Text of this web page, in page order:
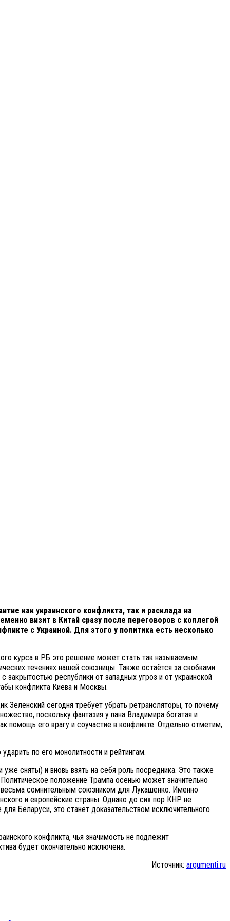
как украинского конфликта, так и расклада на
визит в Китай сразу после переговоров с коллегой
с Украиной. Для этого у политика есть несколько
курса в РБ это решение может стать так называемым
течениях нашей союзницы. Также остаётся за скобками
республики от западных угроз и от украинской
конфликта Киева и Москвы.
Зеленский сегодня требует убрать ретрансляторы, то почему
поскольку фантазия у пана Владимира богатая и
помощь его врагу и соучастие в конфликте. Отдельно отметим,
по его монолитности и рейтингам.
сняты) и вновь взять на себя роль посредника. Это также
положение Трампа осенью может значительно
сомнительным союзником для Лукашенко. Именно
и европейские страны. Однако до сих пор КНР не
Беларуси, это станет доказательством исключительного
конфликта, чья значимость не подлежит
будет окончательно исключена.
Источник: argumenti.ru